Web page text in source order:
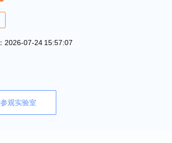
2026-07-24 15:57:07
观实验室